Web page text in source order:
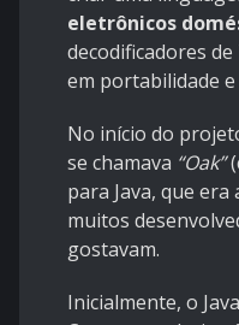
eletrônicos
decodificadores
em portabilidade
No início do
se chamava “Oak”
para Java, que
muitos
gostavam.
Inicialmente, o